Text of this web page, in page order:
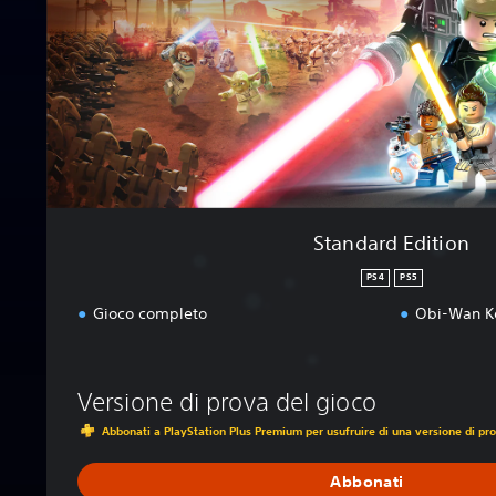
d
i
t
i
o
n
Standard Edition
PS4 PS5
Gioco completo Obi-Wan
Versione di prova del gioco
Abbonati a PlayStation Plus Premium per usufruire di una versione di
Abbonati